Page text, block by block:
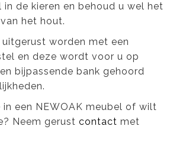
de kieren en behoud u wel het
het hout.
worden met een
en deze wordt voor u op
bijpassende bank gehoord
een NEWOAK meubel of wilt
Neem gerust contact met